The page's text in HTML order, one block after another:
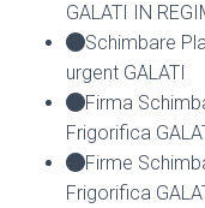
GALATI IN
Schimbare
urgent GALATI
Firma
Frigorifica
Firme
Frigorifica